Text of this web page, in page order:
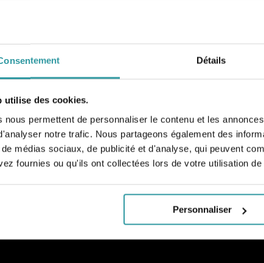
Détails
utilise des cookies.
nous permettent de personnaliser le contenu et les
notre trafic. Nous partageons également des
médias sociaux, de publicité et d'analyse, qui peuvent
fournies ou qu'ils ont collectées lors de votre utilisation
Personnaliser
sous le N° 91 30 03839 30
agrément de l’Etat.
à Boulbon